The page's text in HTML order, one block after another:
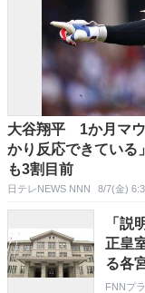
大谷翔平 1か月マウ
かり反応できてい
も3割目前
日テレNEWS NNN 8/7(金)
「説
正皇
る各
FNNプ